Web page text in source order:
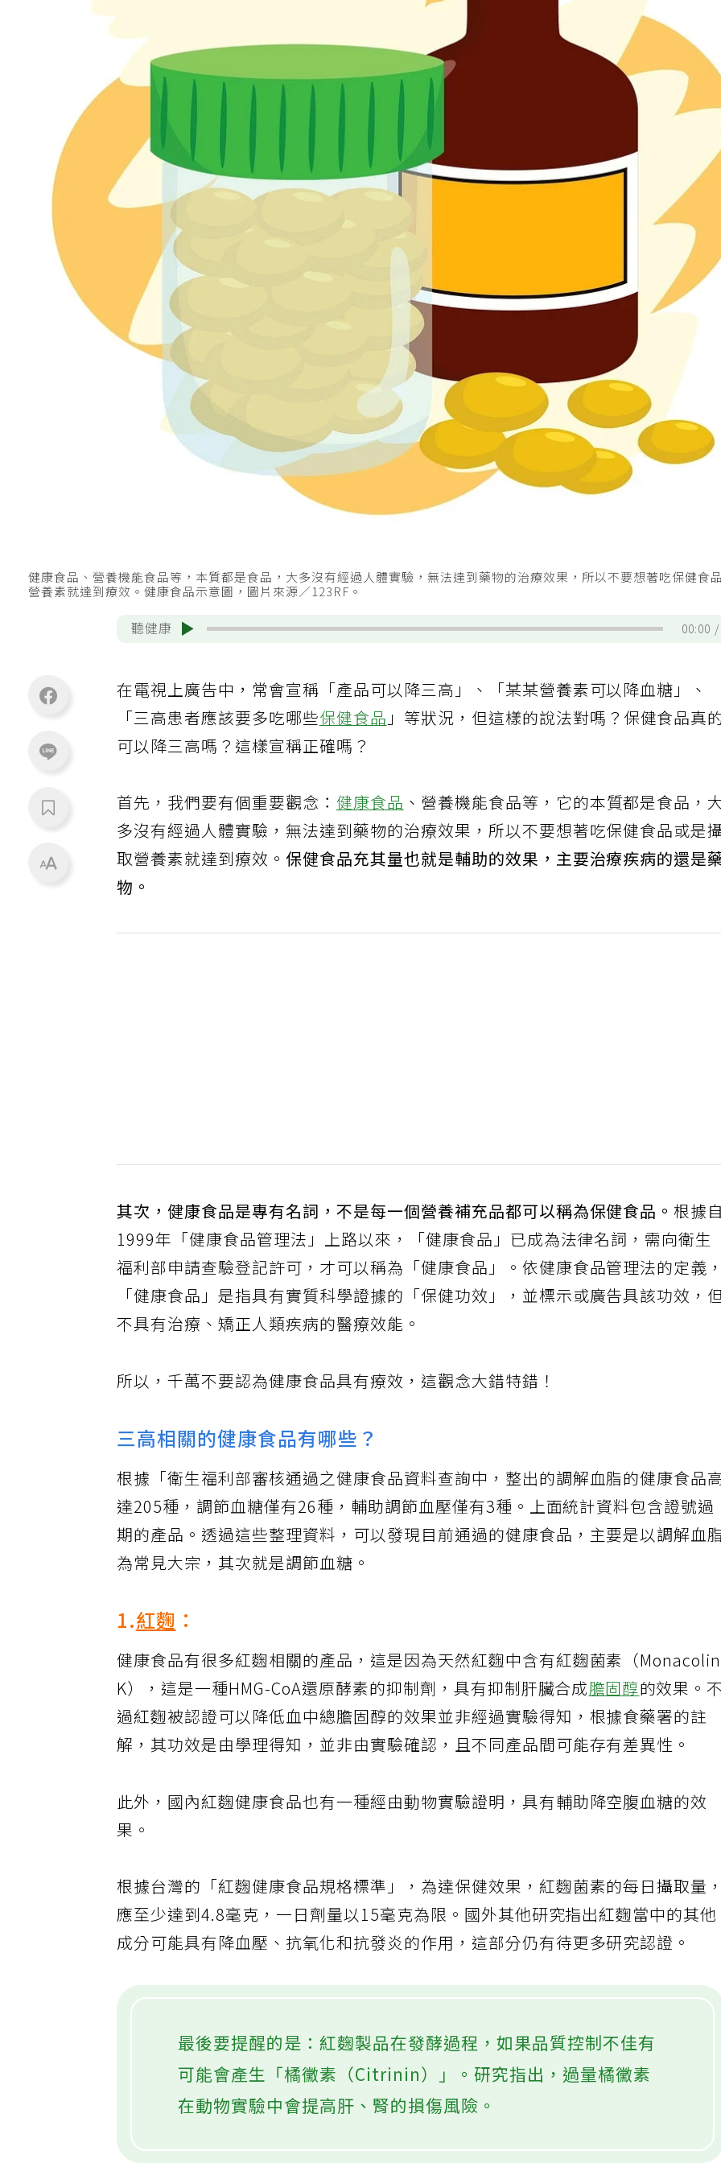
健康食品、營養機能食品等，本質都是食品，大多沒有經過人體實驗，無法達到藥物的治療效果，所以不要想著吃保健食
營養素就達到療效。健康食品示意圖，圖片來源／123RF。
聽健康 00:00
在電視上廣告中，常會宣稱「產品可以降三高」、「某某營養素可以降血糖」、
「三高患者應該要多吃哪些保健食品」等狀況，但這樣的說法對嗎？保健食品真
可以降三高嗎？這樣宣稱正確嗎？
首先，我們要有個重要觀念：健康食品 、營養機能食品等，它的本質都是食品，
多沒有經過人體實驗，無法達到藥物的治療效果，所以不要想著吃保健食品或是
取營養素就達到療效。保健食品充其量也就是輔助的效果，主要治療疾病的還是
物。
其次，健康食品是專有名詞，不是每一個營養補充品都可以稱為保健食品。根據自
1999年「健康食品管理法」上路以來，「健康食品」已成為法律名詞，需向衛生
福利部申請查驗登記許可，才可以稱為「健康食品」。依健康食品管理法的定義，
「健康食品」是指具有實質科學證據的「保健功效」，並標示或廣告具該功效，
不具有治療、矯正人類疾病的醫療效能。
所以，千萬不要認為健康食品具有療效，這觀念大錯特錯！
三高相關的健康食品有哪些？
根據「衛生福利部審核通過之健康食品資料查詢中，整出的調解血脂的健康食品高
達205種，調節血糖僅有26種，輔助調節血壓僅有3種。上面統計資料包含證號過
期的產品。透過這些整理資料，可以發現目前通過的健康食品，主要是以調解血脂
為常見大宗，其次就是調節血糖。
1.紅麴 ：
健康食品有很多紅麴相關的產品，這是因為天然紅麴中含有紅麴菌素（Monacolin
K），這是一種HMG-CoA還原酵素的抑制劑，具有抑制肝臟合成膽固醇的效果。不
過紅麴被認證可以降低血中總膽固醇的效果並非經過實驗得知，根據食藥署的註
解，其功效是由學理得知，並非由實驗確認，且不同產品間可能存有差異性。
此外，國內紅麴健康食品也有一種經由動物實驗證明，具有輔助降空腹血糖的效
果。
根據台灣的「紅麴健康食品規格標準」，為達保健效果，紅麴菌素的每日攝取量，
應至少達到4.8毫克，一日劑量以15毫克為限。國外其他研究指出紅麴當中的其他
成分可能具有降血壓、抗氧化和抗發炎的作用，這部分仍有待更多研究認證。
最後要提醒的是：紅麴製品在發酵過程，如果品質控制不佳有
可能會產生「橘黴素（Citrinin）」。研究指出，過量橘黴素
在動物實驗中會提高肝、腎的損傷風險。